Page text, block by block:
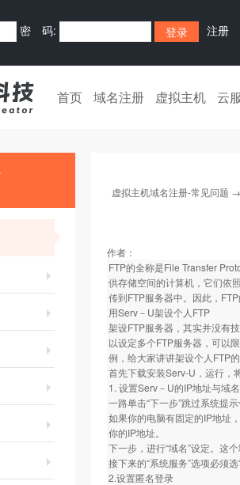
密 码: 注册
首页 域名注册 虚拟主机 云
虚拟主机域名注册-常见问题
作者：
FTP的全称是File Transfer
供存储空间的计算机，它们依
传到FTP服务器中。因此，
用Serv－U架设个人FTP
架设FTP服务器，其实并没有
以设定多个FTP服务器，可以
例，给大家讲讲架设个人FTP
首先下载安装Serv-U，运行，
1. 设置Serv－U的IP地址与域名
一路单击“下一步”跳过系统提
如果你的电脑有固定的IP地址
你的IP地址。
下一步，进行“域名”设定。这
接下来的“系统服务”选项必须
2.设置匿名登录